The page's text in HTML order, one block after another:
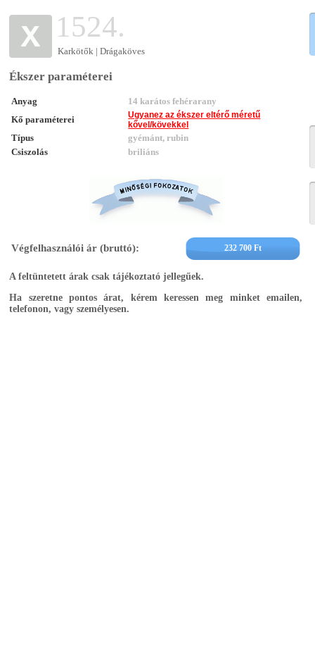
1524.
Karkötők | Drágaköves
Ékszer paraméterei
Anyag
14 karátos fehérarany
Kő paraméterei
Ugyanez az ékszer eltérő méretű
kővel/kövekkel
Típus
gyémánt, rubin
Csiszolás
briliáns
Végfelhasználói ár (bruttó): 232 700 Ft
A feltüntetett árak csak tájékoztató jellegűek.
Ha szeretne pontos árat, kérem keressen meg minket emailen,
telefonon, vagy személyesen.